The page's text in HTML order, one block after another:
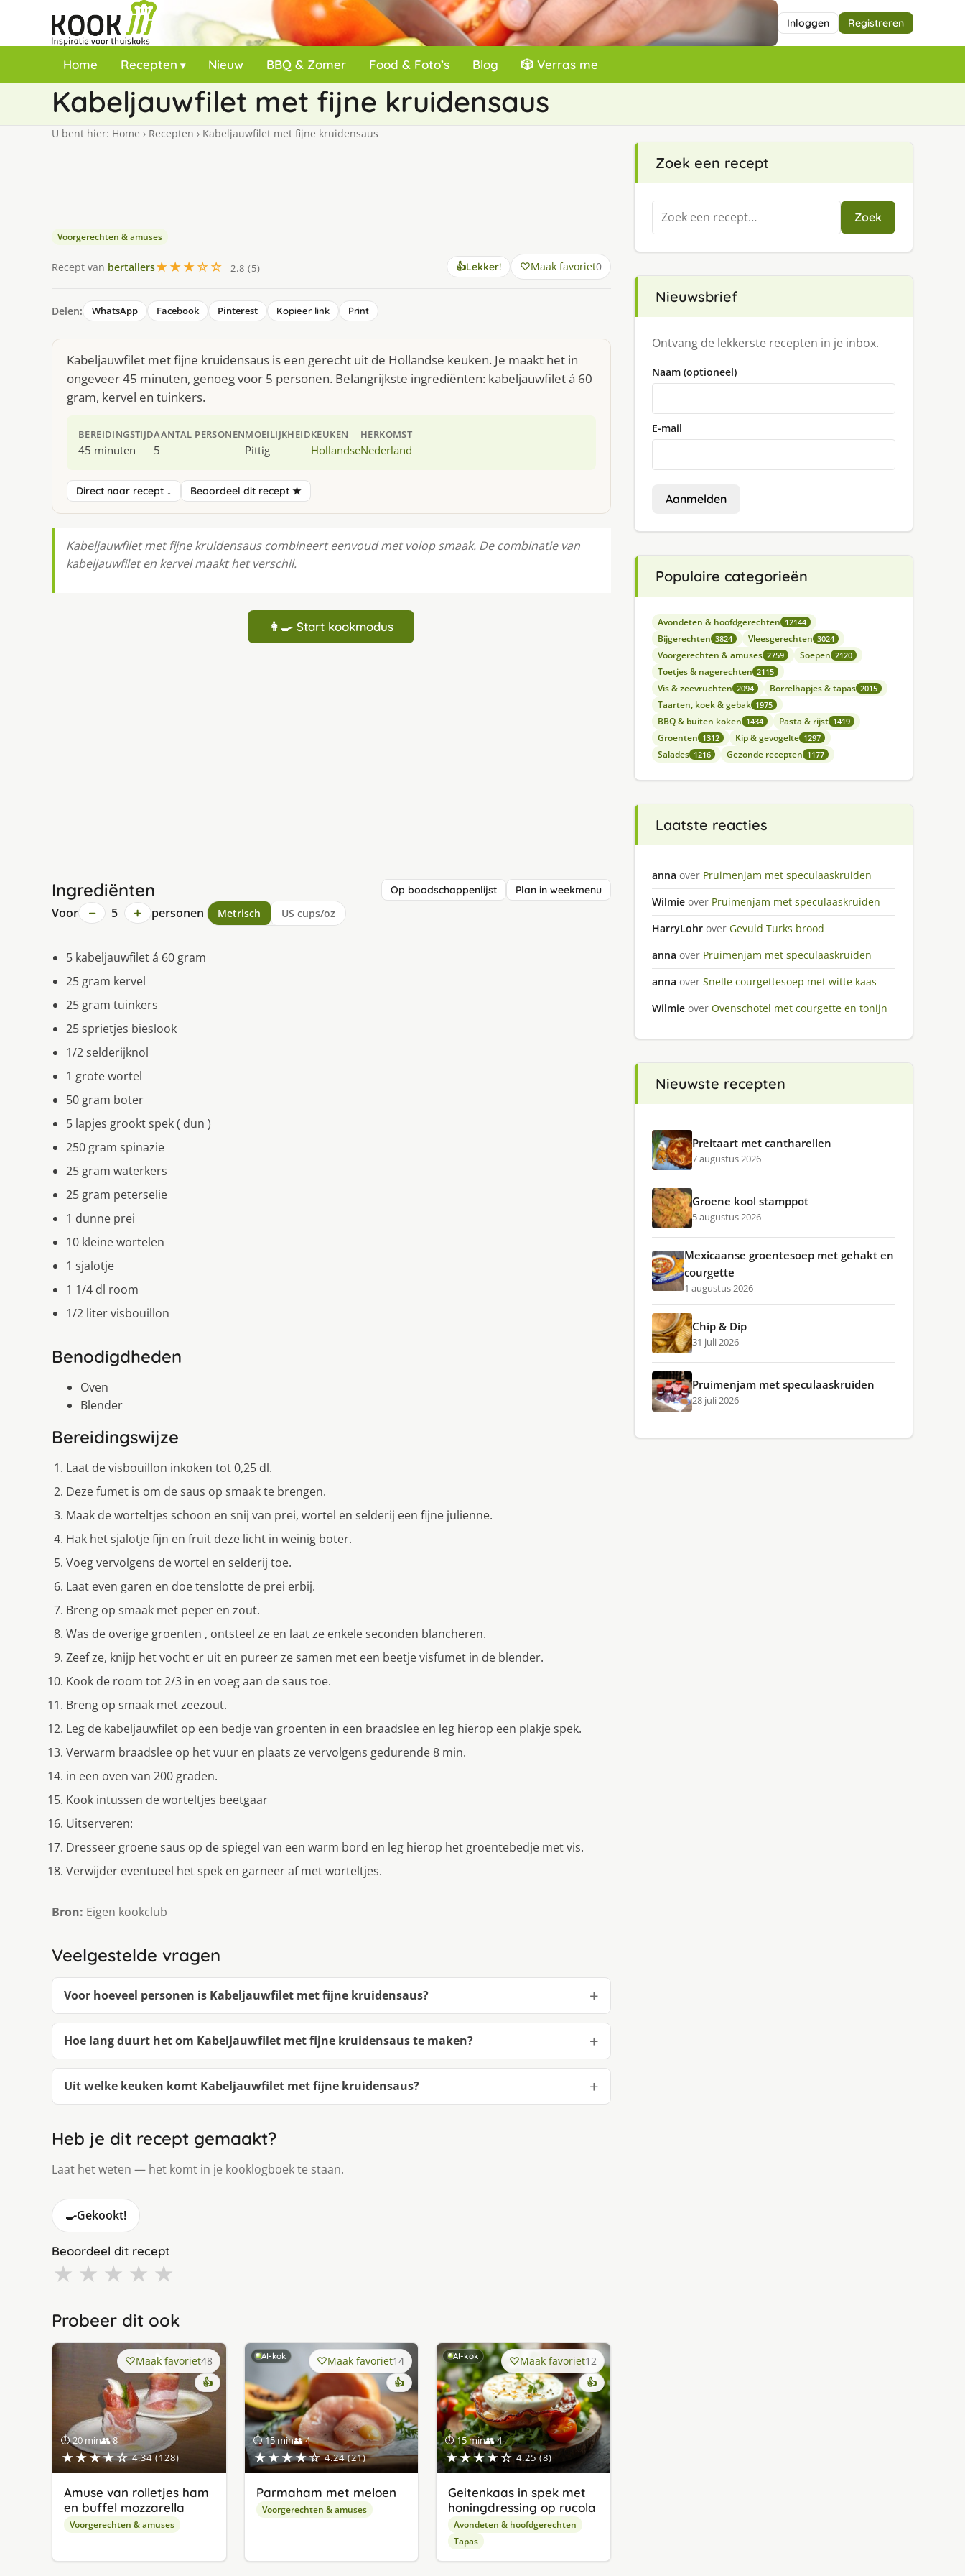
Inloggen Registreren
Home Recepten Nieuw BBQ & Zomer Food & Foto’s Blog 🎲 Verras me
Kabeljauwfilet met fijne kruidensaus
U bent hier: Home › Recepten › Kabeljauwfilet met fijne kruidensaus
Voorgerechten & amuses
Recept van bertallers★★★☆☆ 2.8 (5) 👍Lekker! Maak favoriet0
Delen: WhatsApp Facebook Pinterest Kopieer link Print
Kabeljauwfilet met fijne kruidensaus is een gerecht uit de Hollandse keuken. Je maakt het in
ongeveer 45 minuten, genoeg voor 5 personen. Belangrijkste ingrediënten: kabeljauwfilet á 60
gram, kervel en tuinkers.
BEREIDINGSTIJD
45 minuten
AANTAL PERSONEN
5
MOEILIJKHEID
Pittig
KEUKEN
Hollandse
HERKOMST
Nederland
Direct naar recept ↓ Beoordeel dit recept ★
Kabeljauwfilet met fijne kruidensaus combineert eenvoud met volop smaak. De combinatie van
kabeljauwfilet en kervel maakt het verschil.
👩‍🍳 Start kookmodus
Ingrediënten Op boodschappenlijst Plan in weekmenu
Voor − 5 + personen Metrisch US cups/oz
5 kabeljauwfilet á 60 gram
25 gram kervel
25 gram tuinkers
25 sprietjes bieslook
1/2 selderijknol
1 grote wortel
50 gram boter
5 lapjes grookt spek ( dun )
250 gram spinazie
25 gram waterkers
25 gram peterselie
1 dunne prei
10 kleine wortelen
1 sjalotje
1 1/4 dl room
1/2 liter visbouillon
Benodigdheden
Oven
Blender
Bereidingswijze
Laat de visbouillon inkoken tot 0,25 dl.
Deze fumet is om de saus op smaak te brengen.
Maak de worteltjes schoon en snij van prei, wortel en selderij een fijne julienne.
Hak het sjalotje fijn en fruit deze licht in weinig boter.
Voeg vervolgens de wortel en selderij toe.
Laat even garen en doe tenslotte de prei erbij.
Breng op smaak met peper en zout.
Was de overige groenten , ontsteel ze en laat ze enkele seconden blancheren.
Zeef ze, knijp het vocht er uit en pureer ze samen met een beetje visfumet in de blender.
Kook de room tot 2/3 in en voeg aan de saus toe.
Breng op smaak met zeezout.
Leg de kabeljauwfilet op een bedje van groenten in een braadslee en leg hierop een plakje spek.
Verwarm braadslee op het vuur en plaats ze vervolgens gedurende 8 min.
in een oven van 200 graden.
Kook intussen de worteltjes beetgaar
Uitserveren:
Dresseer groene saus op de spiegel van een warm bord en leg hierop het groentebedje met vis.
Verwijder eventueel het spek en garneer af met worteltjes.
Bron: Eigen kookclub
Veelgestelde vragen
Voor hoeveel personen is Kabeljauwfilet met fijne kruidensaus?
Hoe lang duurt het om Kabeljauwfilet met fijne kruidensaus te maken?
Uit welke keuken komt Kabeljauwfilet met fijne kruidensaus?
Heb je dit recept gemaakt?
Laat het weten — het komt in je kooklogboek te staan.
🍳Gekookt!
Beoordeel dit recept
★ ★ ★ ★ ★
Probeer dit ook
⏱ 20 min👥 8
★★★★☆ 4.34 (128)
Maak favoriet48
👍
Amuse van rolletjes ham
en buffel mozzarella
Voorgerechten & amuses
AI-kok
⏱ 15 min👥 4
★★★★☆ 4.24 (21)
Maak favoriet14
👍
Parmaham met meloen
Voorgerechten & amuses
AI-kok
⏱ 15 min👥 4
★★★★☆ 4.25 (8)
Maak favoriet12
👍
Geitenkaas in spek met
honingdressing op rucola
Avondeten & hoofdgerechten
Tapas
Zoek een recept
Zoeken
naar:
Zoek
Nieuwsbrief
Ontvang de lekkerste recepten in je inbox.
Naam (optioneel)
E-mail
Aanmelden
Populaire categorieën
Avondeten & hoofdgerechten 12144
Bijgerechten 3824 Vleesgerechten 3024
Voorgerechten & amuses 2759 Soepen 2120
Toetjes & nagerechten 2115
Vis & zeevruchten 2094 Borrelhapjes & tapas 2015
Taarten, koek & gebak 1975
BBQ & buiten koken 1434 Pasta & rijst 1419
Groenten 1312 Kip & gevogelte 1297
Salades 1216 Gezonde recepten 1177
Laatste reacties
anna over Pruimenjam met speculaaskruiden
Wilmie over Pruimenjam met speculaaskruiden
HarryLohr over Gevuld Turks brood
anna over Pruimenjam met speculaaskruiden
anna over Snelle courgettesoep met witte kaas
Wilmie over Ovenschotel met courgette en tonijn
Nieuwste recepten
Preitaart met cantharellen
7 augustus 2026
Groene kool stamppot
5 augustus 2026
Mexicaanse groentesoep met gehakt en
courgette
1 augustus 2026
Chip & Dip
31 juli 2026
Pruimenjam met speculaaskruiden
28 juli 2026